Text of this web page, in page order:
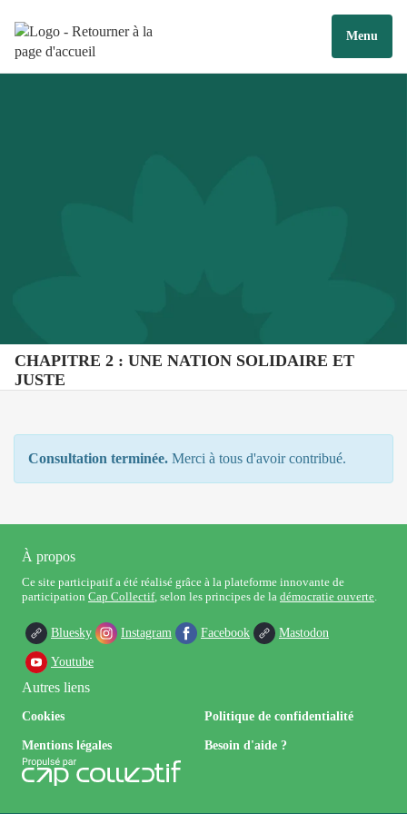
Menu
CHAPITRE 2 : UNE NATION SOLIDAIRE ET
JUSTE
Consultation terminée. Merci à tous d'avoir contribué.
À propos
Ce site participatif a été réalisé grâce à la plateforme innovante de
participation Cap Collectif, selon les principes de la démocratie ouverte.
Bluesky Instagram Facebook Mastodon
Youtube
Autres liens
Cookies Politique de confidentialité
Mentions légales Besoin d'aide ?